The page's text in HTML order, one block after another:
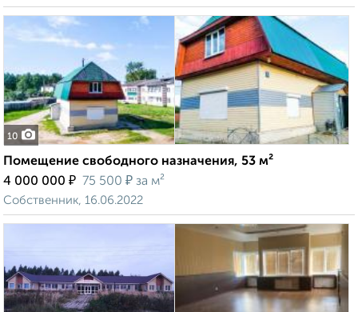
10
Помещение свободного назначения, 53 м²
4 000 000 ₽ 75 500 ₽ за м²
Собственник, 16.06.2022